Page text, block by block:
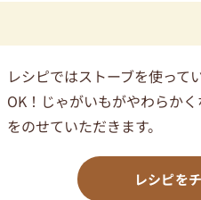
レシピではストーブを使って
OK！じゃがいもがやわらか
をのせていただきます。
レシピを